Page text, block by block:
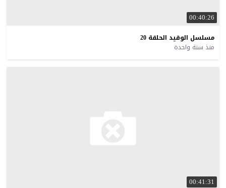
00:40:26
مسلسل الوقيد الحلقة 20
منذ سنة واحدة
00:41:31